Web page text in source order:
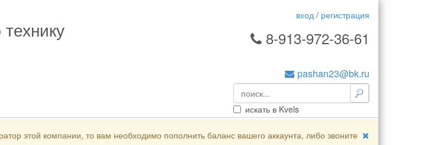
8-913-972-36-61
pashan23@bk.ru
вход / регистрация
искать в Kvels
этой компании, то вам необходимо пополнить баланс вашего аккаунта, либо звоните